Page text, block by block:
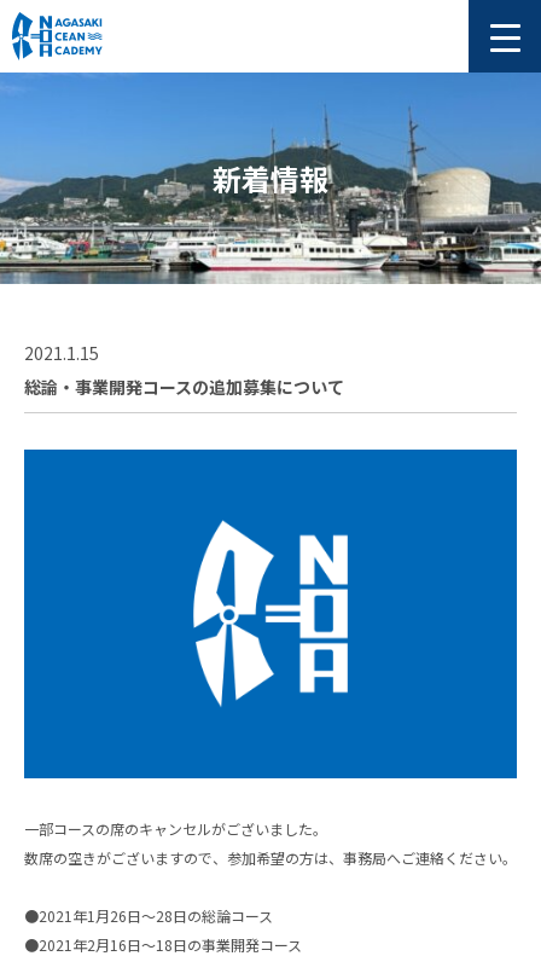
新着情報
2021.1.15
総論・事業開発コースの追加募集について
一部コースの席のキャンセルがございました。
数席の空きがございますので、参加希望の方は、事務局へご連絡ください。
●2021年1月26日〜28日の総論コース
●2021年2月16日〜18日の事業開発コース